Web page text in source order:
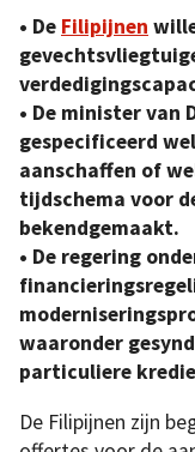
• De Filipijnen
• De minister van
gespecificeerd
aanschaffen of
tijdschema voor
bekendgemaakt.
• De regering
waaronder
particuliere
De Filipijnen zijn